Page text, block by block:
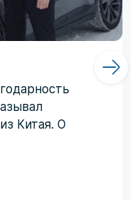
Китая. О
коллег по
В начале